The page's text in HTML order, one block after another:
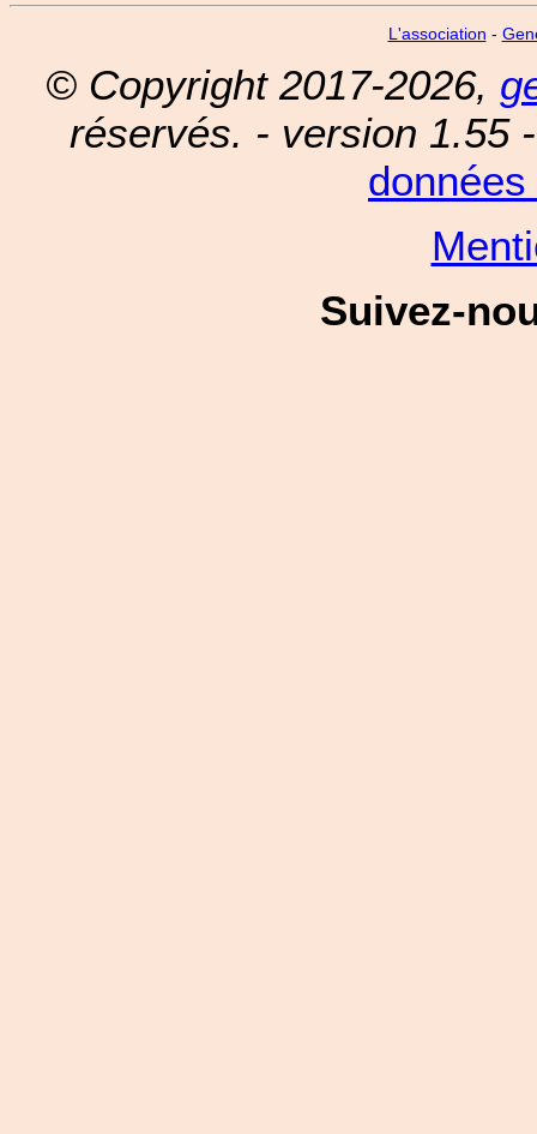
L'association -
© Copyright 2017-2026,
réservés. - version 1.55
Suivez-